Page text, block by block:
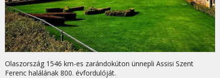
Olaszország 1546 km-es zarándokúton ünnepli Assisi Szent
Ferenc halálának 800. évfordulóját.